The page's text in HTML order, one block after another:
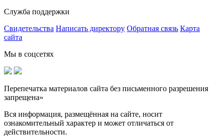
Служба поддержки
Свидетельства Написать директору Обратная связь Карта
сайта
Мы в соцсетях
Перепечатка материалов сайта без письменного разрешения
запрещена»
Вся информация, размещённая на сайте, носит
ознакомительный характер и может отличаться от
действительности.